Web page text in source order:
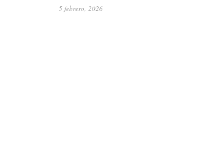
5 febrero, 2026